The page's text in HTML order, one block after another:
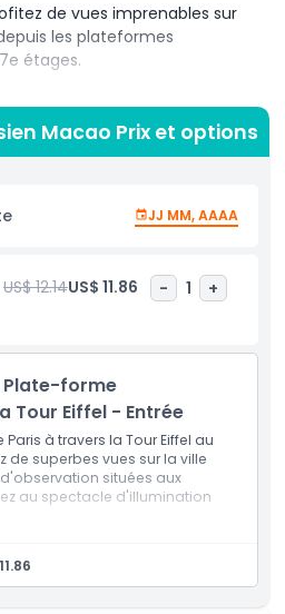
de vues imprenables sur
les plateformes
étages.
un magnifique spectacle de
parisienne romantique
jazz. C’est une attraction
Macao Prix et options
JJ MM, AAAA
US$ 12.14US$ 11.86 - 1 +
Plate-forme
Tour Eiffel - Entrée
à travers la Tour Eiffel au
de superbes vues sur la ville
situées aux
au spectacle d'illumination